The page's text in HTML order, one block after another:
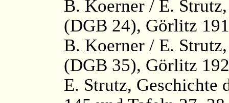
B. Koerner / E.
(DGB 24), Görlitz
B. Koerner / E.
(DGB 35), Görlitz
E. Strutz, Geschichte